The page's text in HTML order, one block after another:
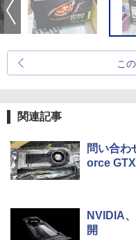
こ
関連記事
問い合わ
orce
NVIDIA
開